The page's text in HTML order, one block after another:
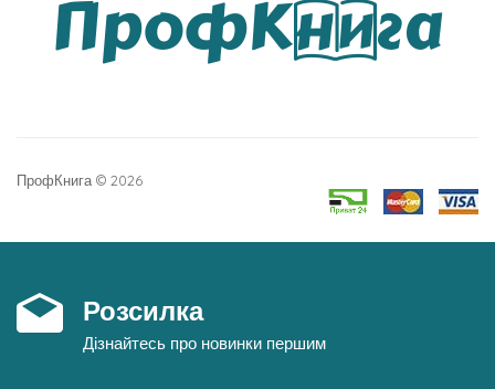
ПрофКнига © 2026
Розсилка
Дізнайтесь про новинки першим